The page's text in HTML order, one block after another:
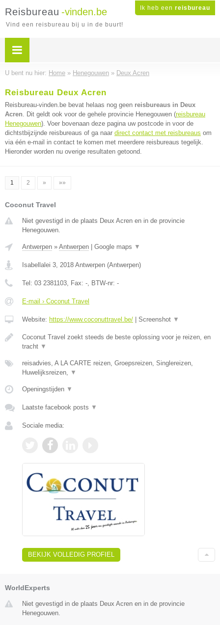
Ik heb een reisbureau
Reisbureau -vinden.be
Vind een reisbureau bij u in de buurt!
U bent nu hier: Home » Henegouwen » Deux Acren
Reisbureau Deux Acren
Reisbureau-vinden.be bevat helaas nog geen reisbureaus in Deux
Acren. Dit geldt ook voor de gehele provincie Henegouwen (reisbureau
Henegouwen). Voer bovenaan deze pagina uw postcode in voor de
dichtstbijzijnde reisbureaus of ga naar direct contact met reisbureaus om
via één e-mail in contact te komen met meerdere reisbureaus tegelijk.
Hieronder worden nu overige resultaten getoond.
1 2 » »»
Coconut Travel
Niet gevestigd in de plaats Deux Acren en in de provincie
Henegouwen.
Antwerpen » Antwerpen Google maps ▼
Isabellalei 3, 2018 Antwerpen (Antwerpen)
Tel: 03 2381103, Fax: -, BTW-nr: -
E-mail › Coconut Travel
Website: https://www.coconuttravel.be/ Screenshot ▼
Coconut Travel zoekt steeds de beste oplossing voor je reizen, en
tracht ▼
reisadvies, A LA CARTE reizen, Groepsreizen, Singlereizen,
Huwelijksreizen, ▼
Openingstijden ▼
Laatste facebook posts ▼
Sociale media:
BEKIJK VOLLEDIG PROFIEL
WorldExperts
Niet gevestigd in de plaats Deux Acren en in de provincie
Henegouwen.